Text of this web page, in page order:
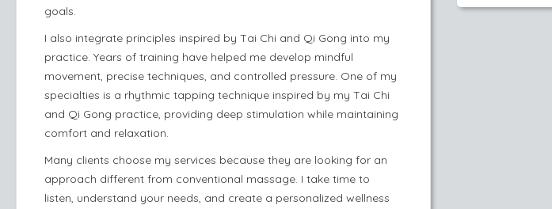
goals.
I also integrate principles inspired by Tai Chi and Qi Gong into my
practice. Years of training have helped me develop mindful
movement, precise techniques, and controlled pressure. One of my
specialties is a rhythmic tapping technique inspired by my Tai Chi
and Qi Gong practice, providing deep stimulation while maintaining
comfort and relaxation.
Many clients choose my services because they are looking for an
approach different from conventional massage. I take time to
listen, understand your needs, and create a personalized wellness